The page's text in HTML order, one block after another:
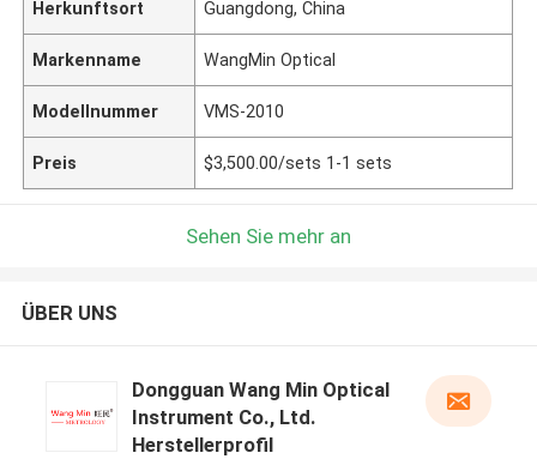
Herkunftsort Guangdong, China
Markenname WangMin Optical
Modellnummer VMS-2010
Preis $3,500.00/sets 1-1 sets
Sehen Sie mehr an
ÜBER UNS
Dongguan Wang Min Optical
Instrument Co., Ltd.
Herstellerprofil